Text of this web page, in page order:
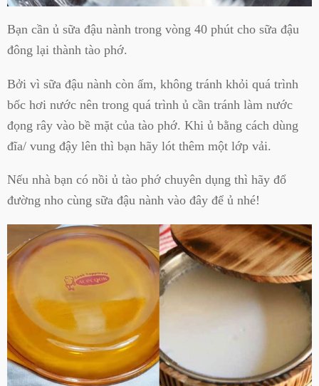
Bạn cần ủ sữa đậu nành trong vòng 40 phút cho sữa đậu
đông lại thành tào phớ.
Bởi vì sữa đậu nành còn ấm, không tránh khỏi quá trình
bốc hơi nước nên trong quá trình ủ cần tránh làm nước
đọng rây vào bề mặt của tào phớ. Khi ủ bằng cách dùng
đĩa/ vung đậy lên thì bạn hãy lót thêm một lớp vải.
Nếu nhà bạn có nồi ủ tào phớ chuyên dụng thì hãy đổ
đường nho cùng sữa đậu nành vào đây để ủ nhé!